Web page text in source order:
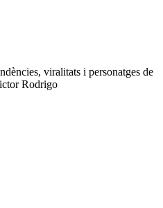
viralitats i personatges de
Rodrigo